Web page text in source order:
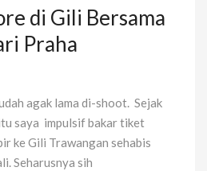
di Gili Bersama
Praha
agak lama di-shoot. Sejak
saya impulsif bakar tiket
ke Gili Trawangan sehabis
Seharusnya sih